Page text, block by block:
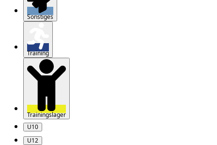
Sonstiges
Training
Trainingslager
U10
U12